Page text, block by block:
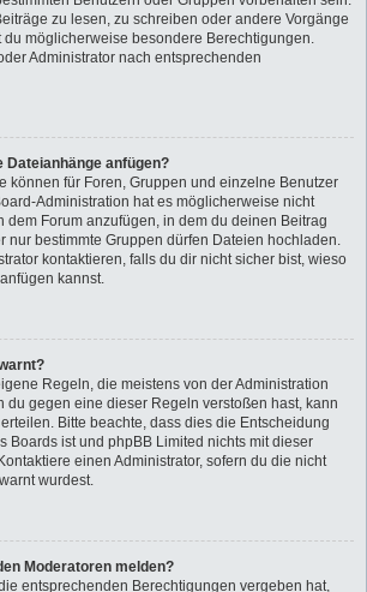
zu lesen, zu schreiben oder andere Vorgänge
du möglicherweise besondere Berechtigungen.
Administrator nach entsprechenden
Dateianhänge anfügen?
können für Foren, Gruppen und einzelne Benutzer
Administration hat es möglicherweise nicht
dem Forum anzufügen, in dem du deinen Beitrag
nur bestimmte Gruppen dürfen Dateien hochladen.
kontaktieren, falls du dir nicht sicher bist, wieso
kannst.
Regeln, die meistens von der Administration
du gegen eine dieser Regeln verstoßen hast, kann
Bitte beachte, dass dies die Entscheidung
Boards ist und phpBB Limited nichts mit dieser
einen Administrator, sofern du die nicht
wurdest.
Moderatoren melden?
entsprechenden Berechtigungen vergeben hat,